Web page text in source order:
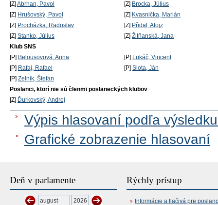
[Z] Abrhan, Pavol [Z] Brocka, Július
[Z] Hrušovský, Pavol [Z] Kvasnička, Marián
[Z] Procházka, Radoslav [Z] Přidal, Alojz
[Z] Stanko, Július [Z] Žitňanská, Jana
Klub SNS
[P] Belousovová, Anna [P] Lukáč, Vincent
[P] Rafaj, Rafael [P] Slota, Ján
[P] Zelník, Štefan
Poslanci, ktorí nie sú členmi poslaneckých klubov
[Z] Ďurkovský, Andrej
Výpis hlasovaní podľa
Grafické zobrazenie hlasovaní
Deň v parlamente Rýchly prístup
Informácie a tlačivá pre